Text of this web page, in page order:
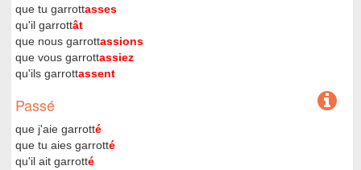
que tu garrottasses
qu'il garrottât
que nous garrottassions
que vous garrottassiez
qu'ils garrottassent
Passé
que j'aie garrotté
que tu aies garrotté
qu'il ait garrotté